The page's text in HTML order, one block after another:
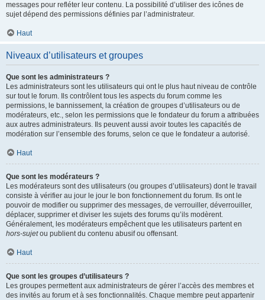
messages pour refléter leur contenu. La possibilité d’utiliser des icônes de
sujet dépend des permissions définies par l’administrateur.
Haut
Niveaux d’utilisateurs et groupes
Que sont les administrateurs ?
Les administrateurs sont les utilisateurs qui ont le plus haut niveau de contrôle
sur tout le forum. Ils contrôlent tous les aspects du forum comme les
permissions, le bannissement, la création de groupes d’utilisateurs ou de
modérateurs, etc., selon les permissions que le fondateur du forum a attribuées
aux autres administrateurs. Ils peuvent aussi avoir toutes les capacités de
modération sur l’ensemble des forums, selon ce que le fondateur a autorisé.
Haut
Que sont les modérateurs ?
Les modérateurs sont des utilisateurs (ou groupes d’utilisateurs) dont le travail
consiste à vérifier au jour le jour le bon fonctionnement du forum. Ils ont le
pouvoir de modifier ou supprimer des messages, de verrouiller, déverrouiller,
déplacer, supprimer et diviser les sujets des forums qu’ils modèrent.
Généralement, les modérateurs empêchent que les utilisateurs partent en
hors-sujetou publient du contenu abusif ou offensant.
Haut
Que sont les groupes d’utilisateurs ?
Les groupes permettent aux administrateurs de gérer l’accès des membres et
des invités au forum et à ses fonctionnalités. Chaque membre peut appartenir